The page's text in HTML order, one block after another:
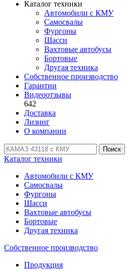
Каталог техники
Автомобили с КМУ
Самосвалы
Фургоны
Шасси
Вахтовые автобусы
Бортовые
Другая техника
Собственное производство
Гарантии
Видеоотзывы
642
Доставка
Лизинг
О компании
Поиск
Каталог техники
Автомобили с КМУ
Самосвалы
Фургоны
Шасси
Вахтовые автобусы
Бортовые
Другая техника
Собственное производство
Продукция